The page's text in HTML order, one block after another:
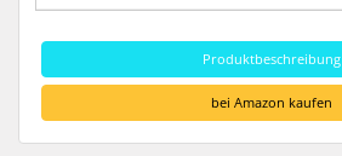
Produktbeschreibung
bei Amazon kaufen